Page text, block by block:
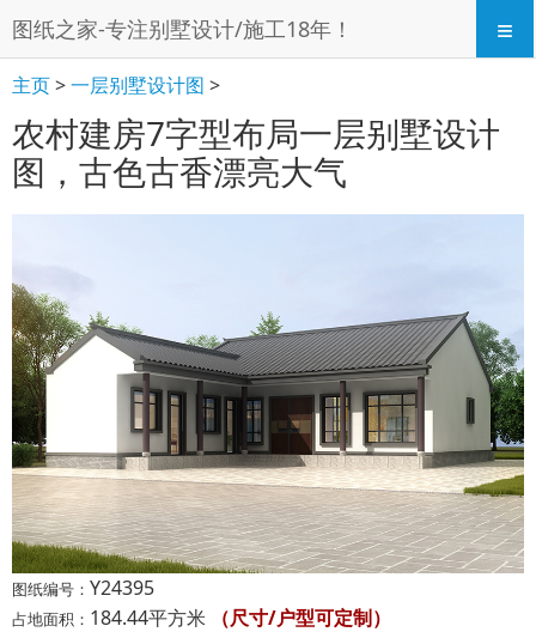
图纸之家-专注别墅设计/施工18年！ ≡
主页>一层别墅设计图 >
农村建房7字型布局一层别墅设计
图，古色古香漂亮大气
图纸编号： Y24395
占地面积： 184.44平方米 （尺寸/户型可定制）